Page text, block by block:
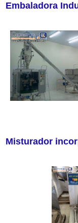
Embaladora
Misturador